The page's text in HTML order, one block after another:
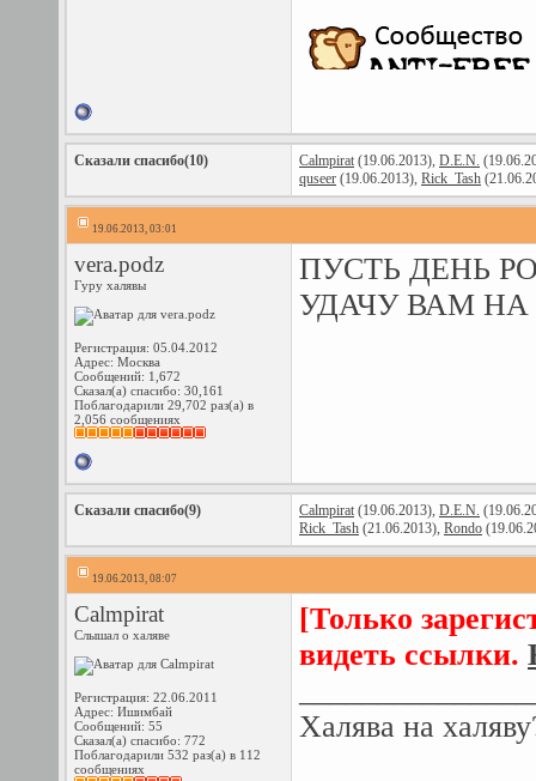
Сказали спасибо(10) Calmpirat (19.06.2013), D.E.N.
quseer (19.06.2013), Rick_Tash
19.06.2013, 03:01
vera.podz
Гуру халявы
Регистрация: 05.04.2012
Адрес: Москва
Сообщений: 1,672
Сказал(а) спасибо: 30,161
Поблагодарили 29,702 раз(а) в
2,056 сообщениях
ПУСТЬ ДЕНЬ
УДАЧУ ВАМ
Сказали спасибо(9) Calmpirat (19.06.2013), D.E.N.
Rick_Tash (21.06.2013), Rondo
19.06.2013, 08:07
Calmpirat
Слышал о халяве
Регистрация: 22.06.2011
Адрес: Ишимбай
Сообщений: 55
Сказал(а) спасибо: 772
Поблагодарили 532 раз(а) в 112
сообщениях
[Только
видеть ссылки.
Халява на